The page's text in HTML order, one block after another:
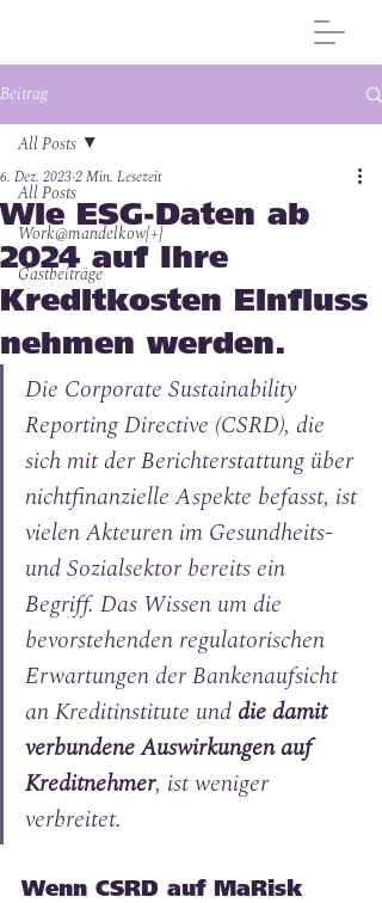
Beitrag
All Posts
Work@mandelkow[+]
Gastbeiträge
All Posts
Wie ESG-Daten ab
2024 auf Ihre
Kreditkosten Einfluss
nehmen werden.
6. Dez. 20232 Min. Lesezeit
Die Corporate Sustainability
Reporting Directive (CSRD), die
sich mit der Berichterstattung über
nichtfinanzielle Aspekte befasst, ist
vielen Akteuren im Gesundheits-
und Sozialsektor bereits ein
Begriff. Das Wissen um die
bevorstehenden regulatorischen
Erwartungen der Bankenaufsicht
an Kreditinstitute und die damit
verbundene Auswirkungen auf
Kreditnehmer, ist weniger
verbreitet.
Wenn CSRD auf MaRisk